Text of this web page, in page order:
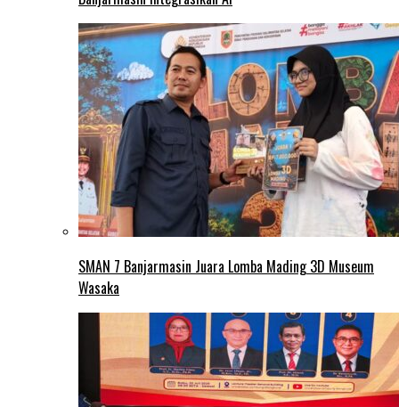
SMAN 7 Banjarmasin Juara Lomba Mading 3D Museum
Wasaka